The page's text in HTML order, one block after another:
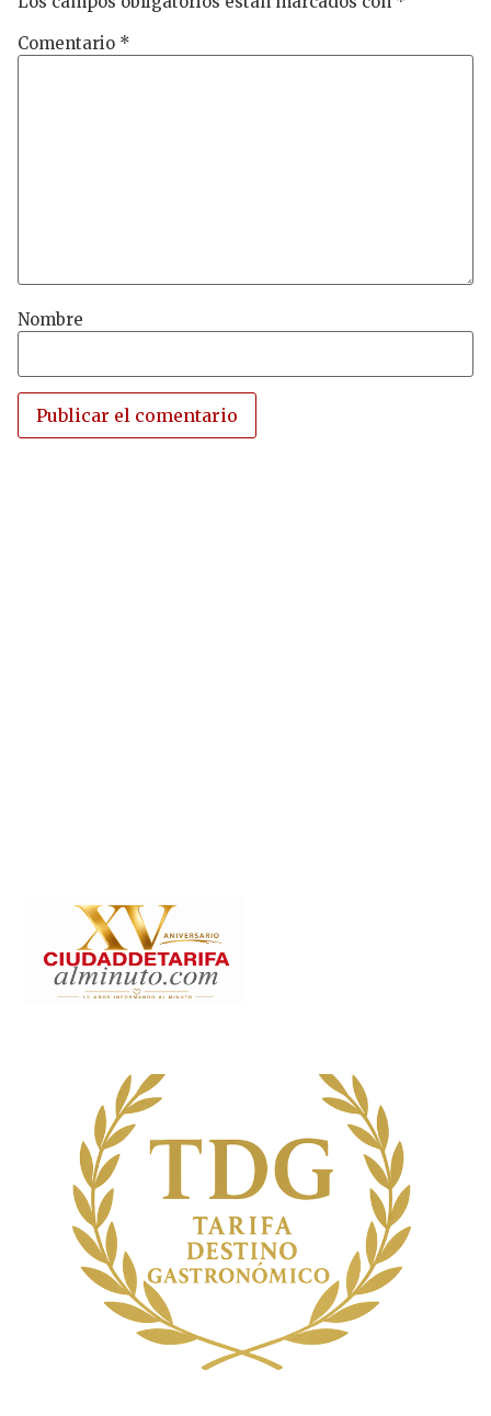
Comentario *
Nombre